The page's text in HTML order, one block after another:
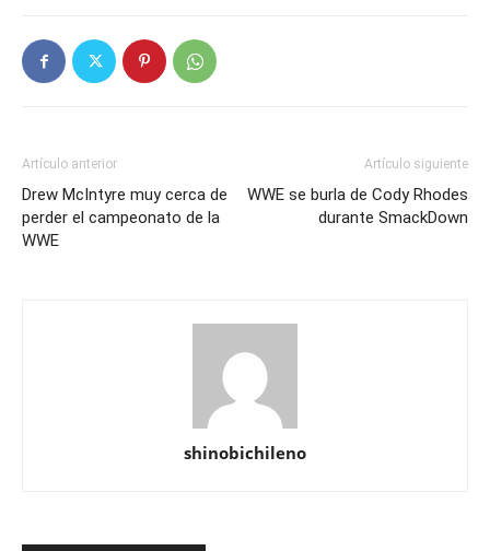
Artículo anterior
Drew McIntyre muy cerca de
perder el campeonato de la
WWE
Artículo siguiente
WWE se burla de Cody Rhodes
durante SmackDown
shinobichileno